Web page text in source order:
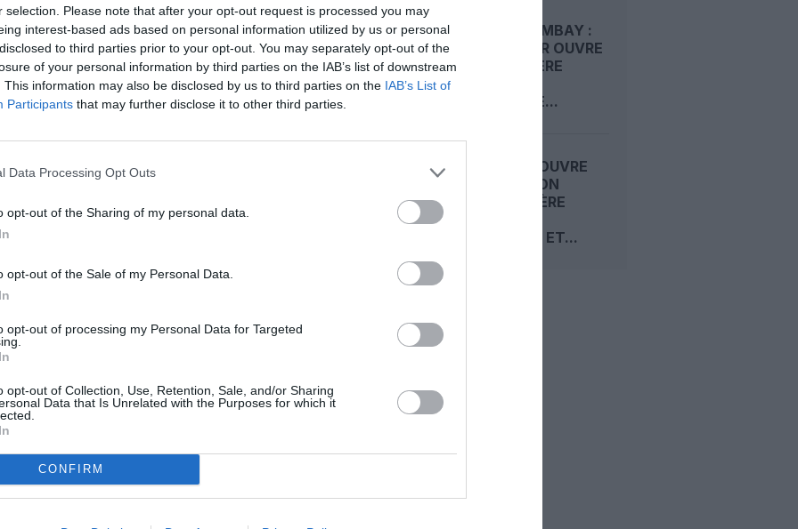
selection. Please note that after your opt-out request is processed you may
interest-based ads based on personal information utilized by us or personal
to third parties prior to your opt-out. You may separately opt-out of the
of your personal information by third parties on the IAB’s list of downstream
This information may also be disclosed by us to third parties on the IAB’s List of
Participants that may further disclose it to other third parties.
Data Processing Opt Outs
opt-out of the Sharing of my personal data.
opt-out of the Sale of my Personal Data.
opt-out of processing my Personal Data for Targeted
opt-out of Collection, Use, Retention, Sale, and/or Sharing
Data that Is Unrelated with the Purposes for which it
CONFIRM
positionnement premium, comparable à celui de
de gamme, ainsi que par l’utilisation d’appareils
A350, réputé pour ses performances sur les
énergétique.
@Starlux
RIYAD–BOMBAY :
RIYADH AIR OUVRE
SA PREMIÈRE
RÉGULIÈRE...
AIR INDIA OUVRE
UNE LIAISON
SAISONNIÈRE
TORONTO ET...